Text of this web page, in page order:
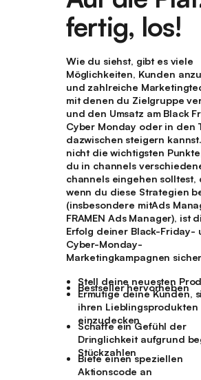
fertig, los!
Wie du siehst, gibt es viele
Möglichkeiten, Kunden
und zahlreiche
mit denen du Zielgruppe
und den Umsatz am Black
Cyber Monday oder in den
dazwischen steigern
nicht die wichtigsten
du in channels
channels eingehen solltest,
wenn du diese Strategien
(insbesondere mitAds
FRAMEN Ads Manager), ist
Erfolg deiner Black-Friday-
Cyber-Monday-
Marketingkampagnen
Stell deine neuesten
Bestseller hervorheben
Ermutige deine Kunden,
ihren Lieblingsprodukten
einzudecken
Schaffe ein Gefühl der
Dringlichkeit aufgrund
Stückzahlen
Biete einen speziellen
Aktionscode an